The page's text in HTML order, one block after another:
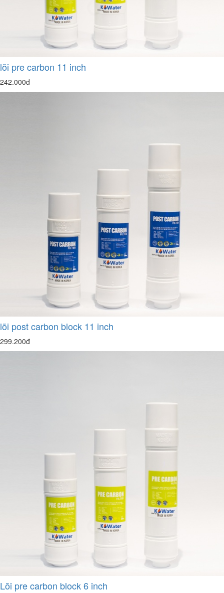
lõi pre carbon 11 inch
242.000đ
lõi post carbon block 11 inch
299.200đ
Lõi pre carbon block 6 inch